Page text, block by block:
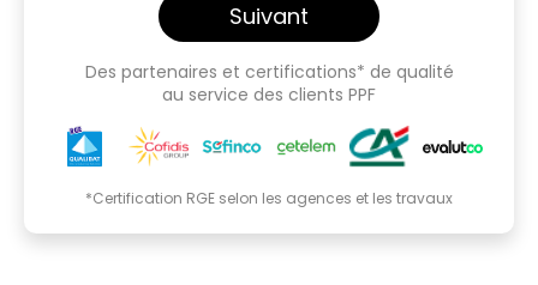
Suivant
Des partenaires et certifications* de qualité
au service des clients PPF
*Certification RGE selon les agences et les travaux